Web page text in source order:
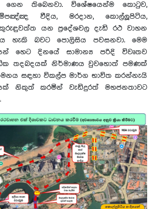
තිබෙනවා. විශේෂයෙන්ම කොටුව,
වීදිය, මරදාන, කොල්ලූපිටිය,
යන ප්‍රදේශවල දැඩි රථ වාහන
හැකි බවට පොලිසිය පවසනවා. මෙම
හෙට දිනයේ සාමාන්‍ය පරිදි විවෘතව
තදබදයක් නිර්මාණය වුවහොත් පමණක්
සඳහා විකල්ප මාර්ග භාවිත කරන්නැයි
නිකුත් කරමින් වැඩිදුරත් මහජනතාවට